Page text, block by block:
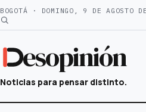
Saltar
al
BOGOTÁ · DOMINGO, 9 DE AGOSTO
esopinión
Noticias para pensar distinto.